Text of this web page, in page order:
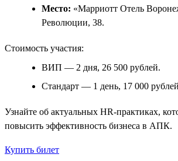
Место: «Марриотт Отель
Революции, 38.
Стоимость участия:
ВИП — 2 дня, 26 500 рублей.
Стандарт — 1 день, 17 000
Узнайте об актуальных HR-практиках,
повысить эффективность бизнеса в АПК.
Купить билет